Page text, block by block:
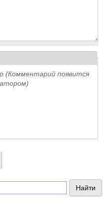
(Комментарий появится